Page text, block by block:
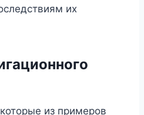
их
из примеров